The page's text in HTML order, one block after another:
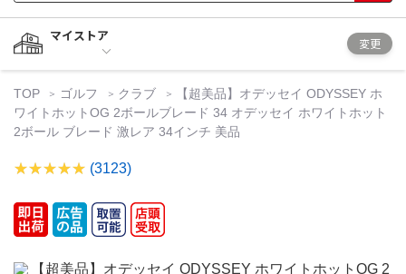
マイストア
変更
TOP ゴルフ クラブ
【超美品】オデッセイ ODYSSEY ホ
ワイトホットOG 2ボールブレード 34 オデッセイ ホワイトホット
2ボール ブレード 激レア 34インチ 美品
(3123)